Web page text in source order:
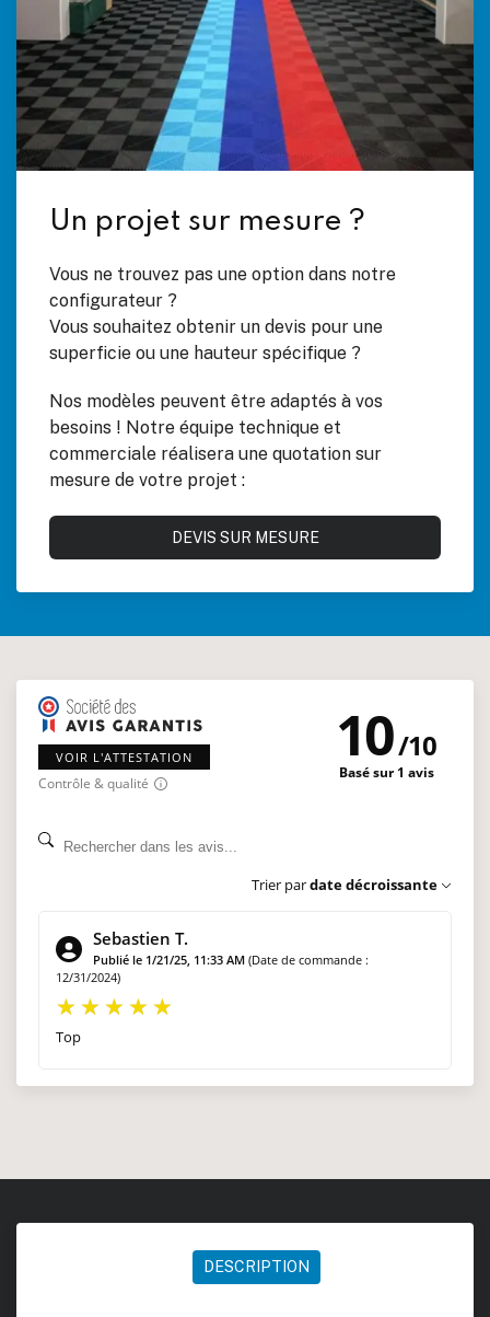
Un projet sur mesure ?
Vous ne trouvez pas une option dans notre
configurateur ?
Vous souhaitez obtenir un devis pour une
superficie ou une hauteur spécifique ?
Nos modèles peuvent être adaptés à vos
besoins ! Notre équipe technique et
commerciale réalisera une quotation sur
mesure de votre projet :
DEVIS SUR MESURE
VOIR L'ATTESTATION
Contrôle & qualité
10/10
Basé sur 1 avis
Trier pardate décroissante
Sebastien T.
Publié le 1/21/25, 11:33 AM (Date de commande :
12/31/2024)
Top
DESCRIPTION